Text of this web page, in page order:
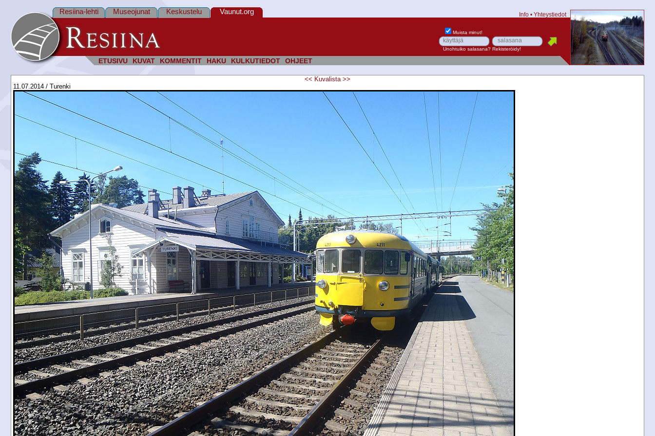
ETUSIVU KUVAT KOMMENTIT HAKU KULKUTIEDOT OHJEET
Resiina-lehti Museojunat Keskustelu Vaunut.org Info • Yhteystiedot
Muista minut!
Unohtuiko salasana? Rekisteröidy!
<< Kuvalista >>
11.07.2014 / Turenki